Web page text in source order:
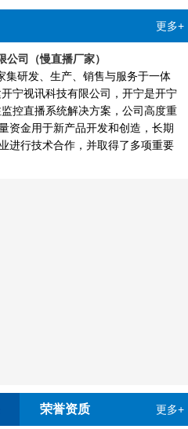
更多+
公司（慢直播厂家）
集研发、生产、销售与服务于一体
宁视讯科技有限公司，开宁是开宁
控直播系统解决方案，公司高度重
资金用于新产品开发和创造，长期
进行技术合作，并取得了多项重要
荣誉资质 更多+